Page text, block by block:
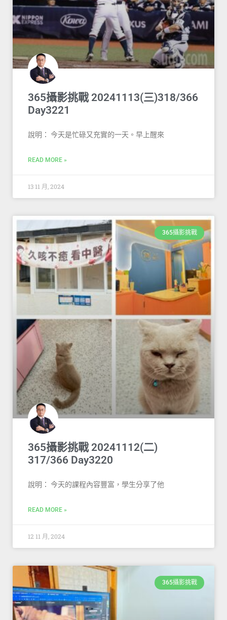
365攝影挑戰 20241113(三)318/366
Day3221
說明： 今天是忙碌又充實的一天。早上醒來
READ MORE »
13 11 月, 2024
365攝影挑戰
365攝影挑戰 20241112(二)
317/366 Day3220
說明： 今天的課程內容豐富，學生分享了他
READ MORE »
12 11 月, 2024
365攝影挑戰